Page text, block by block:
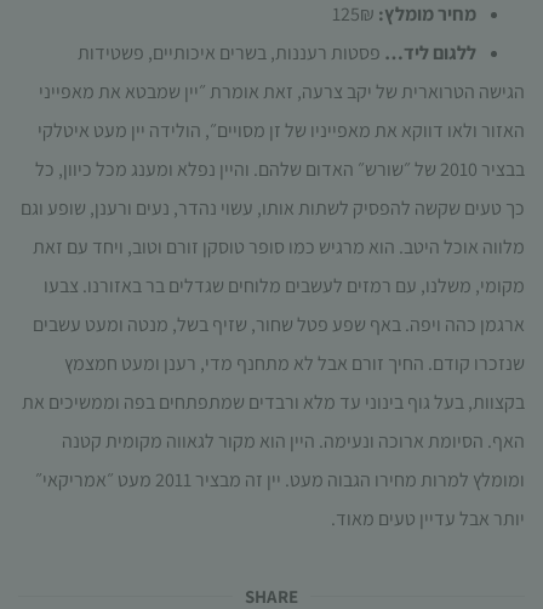
מחיר מומלץ:
ללגום ליד… פסטות רעננות, בשרים איכותיים, פשטידות
הגישה הטרוארית של יקב צרעה, זאת אומרת ״יין שמבטא את מאפייני
האזור ולאו דווקא את מאפייניו של זן מסויים״, הולידה יין מעט איטלקי
בבציר 2010 של ״שורש״ האדום שלהם. והיין נפלא ומענג מכל כיוון, כל
כך טעים שקשה להפסיק לשתות אותו, עשוי נהדר, נעים ורענן, שופע וגם
מלווה אוכל היטב. הוא מרגיש כמו סופר טוסקן זורם וטוב, ויחד עם זאת
מקומי, משלנו, עם רמזים לעשבים מלוחים שגדלים בר באזורנו. צבעו
ארגמן כהה ויפה. באף שפע פטל שחור, שזיף בשל, מנטה ומעט עשבים
שנזכרו קודם. החיך זורם אבל לא מתחנף מדי, רענן ומעט חמצמץ
בקצוות, בעל גוף בינוני עד מלא ורבדים שמתפתחים בפה וממשיכים את
האף. הסיומת ארוכה ונעימה. היין הוא מקור לגאווה מקומית קטנה
ומומלץ למרות מחירו הגבוה מעט. יין זה מבציר 2011 מעט ״אמריקאי״
יותר אבל עדיין טעים מאוד.
SHARE​
לשפר את
תפקוד האתר
ומבנהו,
בהתבסס על
באתר.
משתמש
כדי שהאתר
שלנו יעבוד
בצורה
מיטבית
ביקורך. אם
תסרב/י